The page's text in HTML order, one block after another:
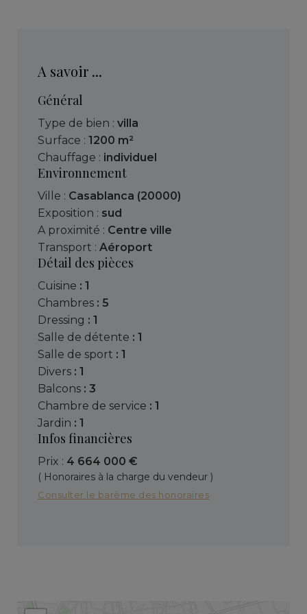
A savoir ...
Général
Type de bien : villa
Surface : 1200 m²
Chauffage : individuel
Environnement
Ville : Casablanca (20000)
Exposition : sud
A proximité : Centre ville
Transport : Aéroport
Détail des pièces
cuisine : 1
chambres : 5
dressing : 1
salle de détente : 1
salle de sport : 1
divers : 1
balcons : 3
chambre de service : 1
jardin : 1
Infos financières
Prix : 4 664 000 €
( Honoraires à la charge du vendeur )
Consulter le barème des honoraires